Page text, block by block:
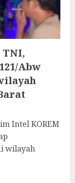
TNI,
Abw
Intel KOREM
wilayah